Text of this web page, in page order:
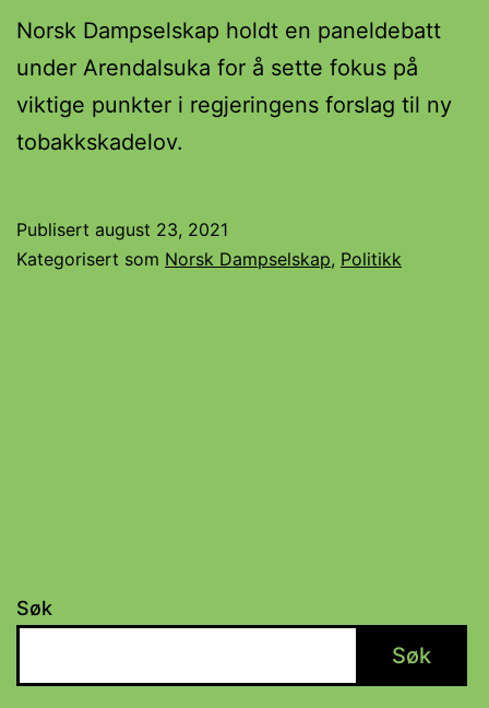
Norsk Dampselskap holdt en paneldebatt
under Arendalsuka for å sette fokus på
viktige punkter i regjeringens forslag til ny
tobakkskadelov.
Publisert august 23, 2021
Kategorisert som Norsk Dampselskap, Politikk
Søk
Søk